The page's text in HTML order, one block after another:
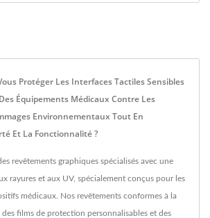
Protéger Les Interfaces Tactiles Sensibles
Équipements Médicaux Contre Les
Environnementaux Tout En
Et La Fonctionnalité ?
revêtements graphiques spécialisés avec une
rayures et aux UV, spécialement conçus pour les
médicaux. Nos revêtements conformes à la
films de protection personnalisables et des